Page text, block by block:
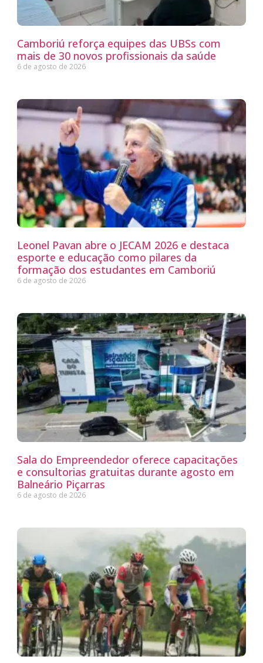
Camboriú reforça equipes das UBSs com
mais de 30 novos profissionais da saúde
6 de agosto de 2026
Leonel Pavan abre o JECAM 2026 e destaca
esporte e educação como pilares da
formação dos estudantes em Camboriú
6 de agosto de 2026
Sala do Empreendedor oferece capacitações
e consultorias gratuitas durante agosto em
Balneário Piçarras
6 de agosto de 2026